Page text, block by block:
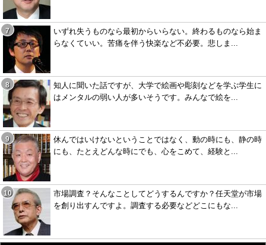
いずれ失うものなら最初からいらない。終わるものなら始ま
らなくていい。苦痛を伴う快楽など不必要。悲しま...
知人に聞いた話ですが、大学で絵画や彫刻などを学ぶ学生に
はメンタルの弱い人が多いそうです。みんなで絵を...
休んではいけないということではなく、動の時にも、静の時
にも、たとえどんな時にでも、心をこめて、経験と...
市場調査？そんなことしてどうするんですか？任天堂が市場
を創り出すんですよ。調査する必要などどこにもな...